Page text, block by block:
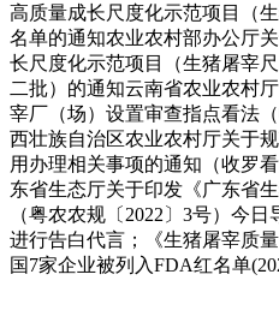
高质量成长尺度化示范项目（
名单的通知农业农村部办公厅
长尺度化示范项目（生猪屠宰
二批）的通知云南省农业农村
宰厂（场）设置审查指点看法
西壮族自治区农业农村厅关于
用办理相关事项的通知（收罗
东省生态厅关于印发《广东省
（粤农农规〔2022〕3号）今
进行告白代言；《生猪屠宰质
国7家企业被列入FDA红名单